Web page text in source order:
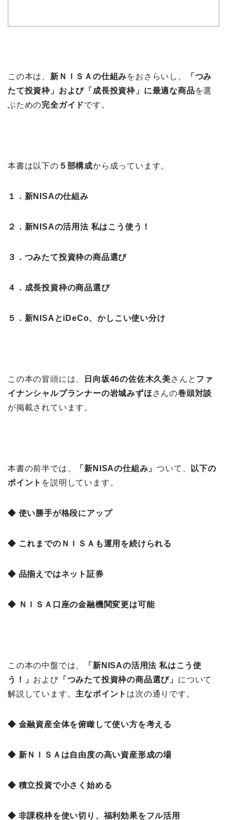
この本は、 新ＮＩＳＡの仕組みをおさらいし、
「つみ
たて投資枠」および「成長投資枠」に最適な商品を選
ぶための完全ガイドです。
本書は以下の ５部構成から成っています。
１．新NISAの仕組み
２．新NISAの活用法 私はこう使う！
３．つみたて投資枠の商品選び
４．成長投資枠の商品選び
５．新NISAとiDeCo、かしこい使い分け
この本の冒頭には、 日向坂46の佐佐木久美さんと ファ
イナンシャルプランナーの岩城みずほ さんの巻頭対談
が掲載されています。
本書の前半では、 「新NISAの仕組み 」ついて、
以下の
ポイント を説明しています。
◆ 使い勝手が格段にアップ
◆ これまでのＮＩＳＡも運用を続けられる
◆ 品揃えではネット証券
◆ ＮＩＳＡ口座の金融機関変更は可能
この本の中盤では、
「新NISAの活用法 私はこう使
う！
」 および「つみたて投資枠の商品選び」 について
解説しています。 主なポイント は次の通りです。
◆ 金融資産全体を俯瞰して使い方を考える
◆ 新ＮＩＳＡは自由度の高い資産形成の場
◆ 積立投資で小さく始める
◆ 非課税枠を使い切り、福利効果をフル活用